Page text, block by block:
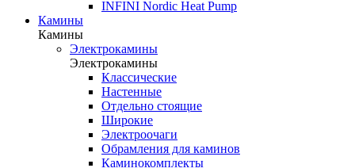
INFINI Nordic Heat Pump
Камины
Камины
Электрокамины
Электрокамины
Классические
Настенные
Отдельно стоящие
Широкие
Электроочаги
Обрамления для каминов
Каминокомплекты